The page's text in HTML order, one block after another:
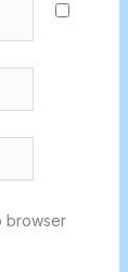
browser